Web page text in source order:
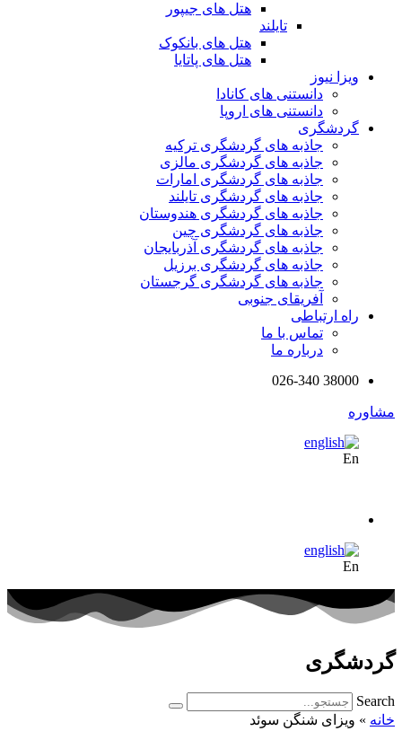
هتل های جیپور
تایلند
هتل های بانکوک
هتل های پاتایا
ویزا نیوز
دانستنی های کانادا
دانستنی های اروپا
گردشگری
جاذبه های گردشگری ترکیه
جاذبه های گردشگری مالزی
جاذبه های گردشگری امارات
جاذبه های گردشگری تایلند
جاذبه های گردشگری هندوستان
جاذبه های گردشگری چین
جاذبه های گردشگری آذربایجان
جاذبه های گردشگری برزیل
جاذبه های گردشگری گرجستان
آفریقای جنوبی
راه ارتباطی
تماس با ما
درباره ما
38000 026-340
مشاوره
En
En
گردشگری
Search
خانه » ویزای شنگن سوئد